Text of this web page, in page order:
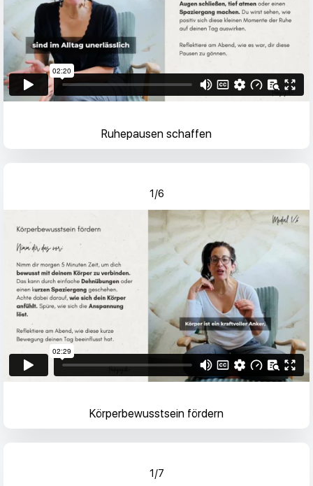
Ruhepausen schaffen
1/6
Körperbewusstsein fördern
1/7